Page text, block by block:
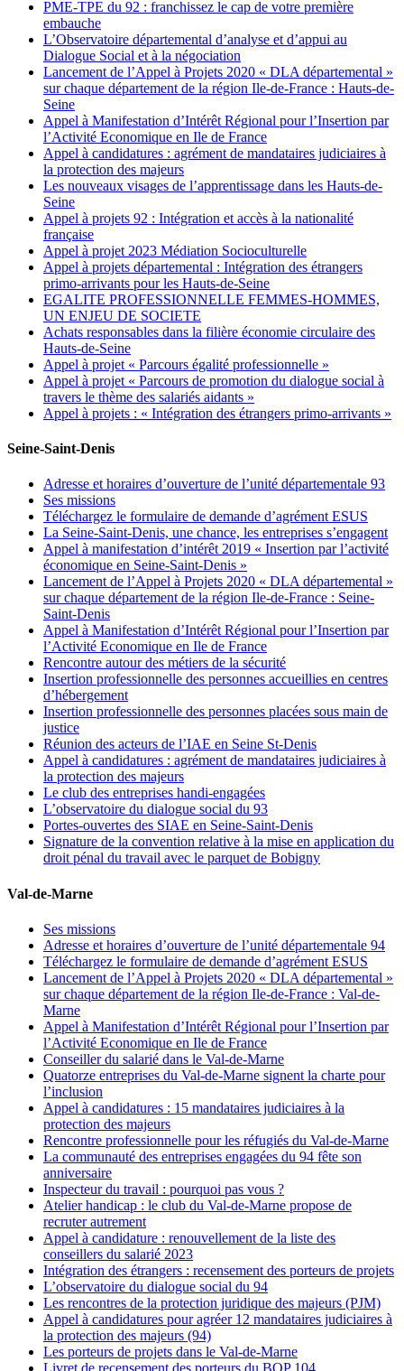
PME-TPE du 92 : franchissez le cap de votre première
embauche
L’Observatoire départemental d’analyse et d’appui au
Dialogue Social et à la négociation
Lancement de l’Appel à Projets 2020 « DLA départemental »
sur chaque département de la région Ile-de-France : Hauts-de-
Seine
Appel à Manifestation d’Intérêt Régional pour l’Insertion par
l’Activité Economique en Ile de France
Appel à candidatures : agrément de mandataires judiciaires à
la protection des majeurs
Les nouveaux visages de l’apprentissage dans les Hauts-de-
Seine
Appel à projets 92 : Intégration et accès à la nationalité
française
Appel à projet 2023 Médiation Socioculturelle
Appel à projets départemental : Intégration des étrangers
primo-arrivants pour les Hauts-de-Seine
EGALITE PROFESSIONNELLE FEMMES-HOMMES,
UN ENJEU DE SOCIETE
Achats responsables dans la filière économie circulaire des
Hauts-de-Seine
Appel à projet « Parcours égalité professionnelle »
Appel à projet « Parcours de promotion du dialogue social à
travers le thème des salariés aidants »
Appel à projets : « Intégration des étrangers primo-arrivants »
Seine-Saint-Denis
Adresse et horaires d’ouverture de l’unité départementale 93
Ses missions
Téléchargez le formulaire de demande d’agrément ESUS
La Seine-Saint-Denis, une chance, les entreprises s’engagent
Appel à manifestation d’intérêt 2019 « Insertion par l’activité
économique en Seine-Saint-Denis »
Lancement de l’Appel à Projets 2020 « DLA départemental »
sur chaque département de la région Ile-de-France : Seine-
Saint-Denis
Appel à Manifestation d’Intérêt Régional pour l’Insertion par
l’Activité Economique en Ile de France
Rencontre autour des métiers de la sécurité
Insertion professionnelle des personnes accueillies en centres
d’hébergement
Insertion professionnelle des personnes placées sous main de
justice
Réunion des acteurs de l’IAE en Seine St-Denis
Appel à candidatures : agrément de mandataires judiciaires à
la protection des majeurs
Le club des entreprises handi-engagées
L’observatoire du dialogue social du 93
Portes-ouvertes des SIAE en Seine-Saint-Denis
Signature de la convention relative à la mise en application du
droit pénal du travail avec le parquet de Bobigny
Val-de-Marne
Ses missions
Adresse et horaires d’ouverture de l’unité départementale 94
Téléchargez le formulaire de demande d’agrément ESUS
Lancement de l’Appel à Projets 2020 « DLA départemental »
sur chaque département de la région Ile-de-France : Val-de-
Marne
Appel à Manifestation d’Intérêt Régional pour l’Insertion par
l’Activité Economique en Ile de France
Conseiller du salarié dans le Val-de-Marne
Quatorze entreprises du Val-de-Marne signent la charte pour
l’inclusion
Appel à candidatures : 15 mandataires judiciaires à la
protection des majeurs
Rencontre professionnelle pour les réfugiés du Val-de-Marne
La communauté des entreprises engagées du 94 fête son
anniversaire
Inspecteur du travail : pourquoi pas vous ?
Atelier handicap : le club du Val-de-Marne propose de
recruter autrement
Appel à candidature : renouvellement de la liste des
conseillers du salarié 2023
Intégration des étrangers : recensement des porteurs de projets
L’observatoire du dialogue social du 94
Les rencontres de la protection juridique des majeurs (PJM)
Appel à candidatures pour agréer 12 mandataires judiciaires à
la protection des majeurs (94)
Les porteurs de projets dans le Val-de-Marne
Livret de recensement des porteurs du BOP 104